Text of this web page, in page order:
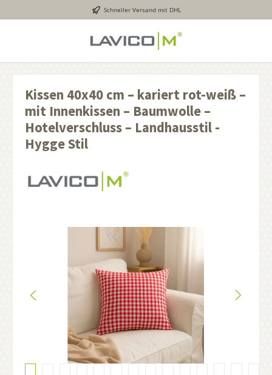
Schneller Versand mit DHL
Kissen 40x40 cm – kariert rot-weiß –
mit Innenkissen – Baumwolle –
Hotelverschluss – Landhausstil -
Hygge Stil